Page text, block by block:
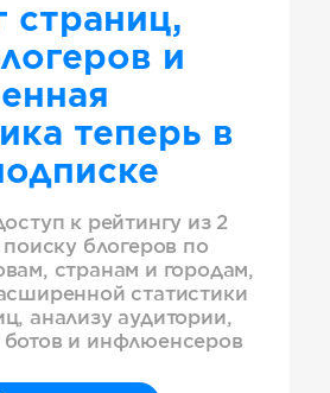
страниц,
и
теперь в
к рейтингу из 2
блогеров по
странам и городам,
статистики
анализу аудитории,
и инфлюенсеров